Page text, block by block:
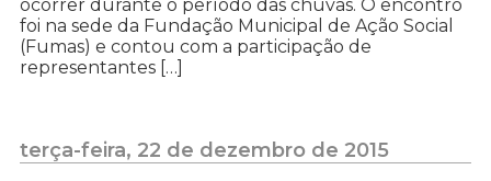
ocorrer durante o período das chuvas. O encontro
foi na sede da Fundação Municipal de Ação Social
(Fumas) e contou com a participação de
representantes […]
terça-feira, 22 de dezembro de 2015